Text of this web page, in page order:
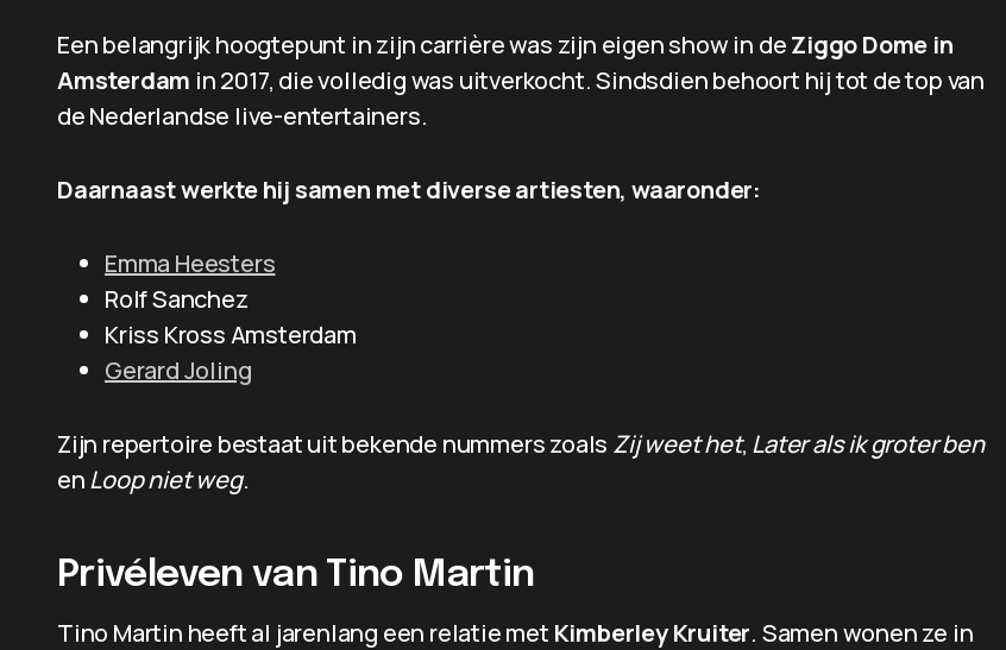
Een belangrijk hoogtepunt in zijn carrière was zijn eigen show in deZiggo Dome in
Amsterdam in 2017, die volledig was uitverkocht. Sindsdien behoort hij tot de top van
de Nederlandse live-entertainers.
Daarnaast werkte hij samen met diverse artiesten, waaronder:
Emma Heesters
Rolf Sanchez
Kriss Kross Amsterdam
Gerard Joling
Zijn repertoire bestaat uit bekende nummers zoals Zij weet het, Later als ik groter ben
enLoop niet weg.
Privéleven van Tino Martin
Tino Martin heeft al jarenlang een relatie met Kimberley Kruiter. Samen wonen ze in